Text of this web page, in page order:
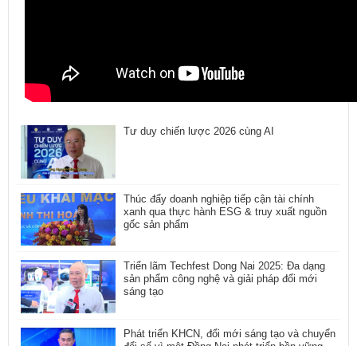
Tư duy chiến lược 2026 cùng AI
Thúc đẩy doanh nghiệp tiếp cận tài chính
xanh qua thực hành ESG & truy xuất nguồn
gốc sản phẩm
Triển lãm Techfest Dong Nai 2025: Đa dạng
sản phẩm công nghệ và giải pháp đổi mới
sáng tạo
Phát triển KHCN, đổi mới sáng tạo và chuyển